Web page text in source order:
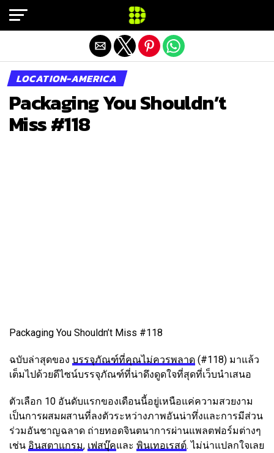
LOCATION-AMERICA
Packaging You Shouldn’t
Miss #118
Packaging You Shouldn’t Miss #118
ฉบับล่าสุดของ บรรจุภัณฑ์ที่คุณไม่ควรพลาด (#118) มาแล้ว
เต็มไปด้วยดีไซน์บรรจุภัณฑ์ที่น่าดึงดูดใจที่สุดที่เว็บนำเสนอ
ตัวเลือก 10 อันดับแรกของเดือนนี้อยู่เหนือแค่ความสวยงาม
เป็นการผสมผสานที่ลงตัวระหว่างภาพอันน่าทึ่งและการมีส่วน
ร่วมอันชาญฉลาด ถ่ายทอดจินตนาการผ่านแพลตฟอร์มต่างๆ
เช่น อินสตาแกรม, เฟสบุ๊คและ พินเทอเรสต์. ไม่น่าแปลกใจเลย
Exit mobile version